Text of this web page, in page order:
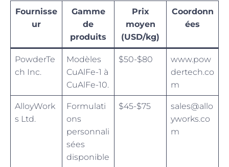
Fournisse
ur
Gamme
de
produits
Prix
moyen
(USD/kg)
Coordonn
ées
PowderTe
ch Inc.
Modèles
CuAlFe-1 à
CuAlFe-10.
$50-$80
www.pow
dertech.co
m
AlloyWork
s Ltd.
Formulati
ons
personnali
sées
disponible
$45-$75
sales@allo
yworks.co
m